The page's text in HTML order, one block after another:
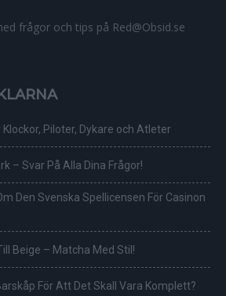
frågor och tips på Red@Obsid.se
Piloter, Dykare och Atleter
– Svar På Alla Dina Frågor!
Den Svenska Spellicensen För Casinon
Beige – Matcha Med Stil!
För Att Det Skall Vara Komplett?